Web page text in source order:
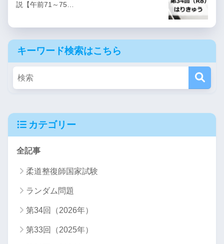
説【午前71～75…
キーワード検索はこちら
カテゴリー
全記事
柔道整復師国家試験
ランダム問題
第34回（2026年）
第33回（2025年）